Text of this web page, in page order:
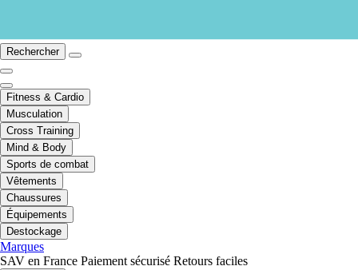
Rechercher
Fitness & Cardio
Musculation
Cross Training
Mind & Body
Sports de combat
Vêtements
Chaussures
Équipements
Destockage
Marques
SAV en France Paiement sécurisé Retours faciles